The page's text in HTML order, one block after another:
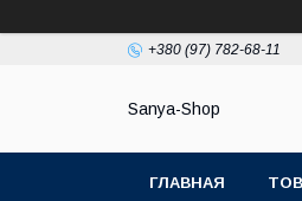
+380 (97) 782-68-11
Sanya-Shop
ГЛАВНАЯ